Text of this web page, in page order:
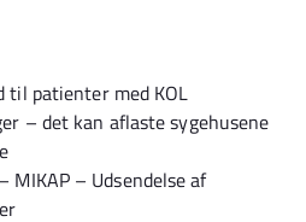
til patienter med KOL
– det kan aflaste sygehusene
MIKAP – Udsendelse af